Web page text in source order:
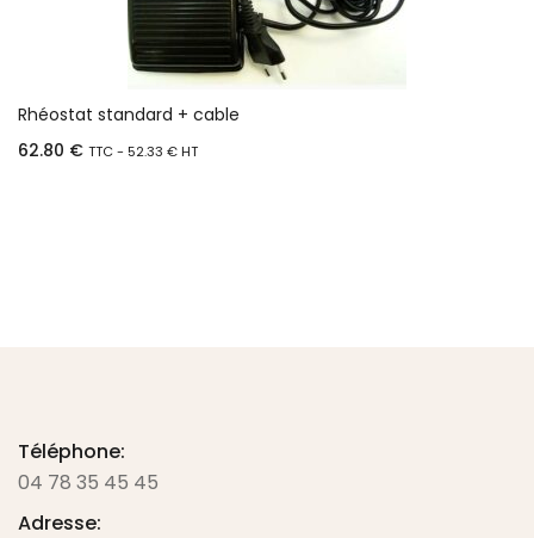
Rhéostat standard + cable
62.80 € TTC - 52.33 €HT
Téléphone:
04 78 35 45 45
Adresse: